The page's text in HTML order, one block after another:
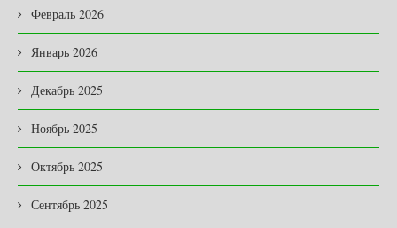
Февраль 2026
Январь 2026
Декабрь 2025
Ноябрь 2025
Октябрь 2025
Сентябрь 2025